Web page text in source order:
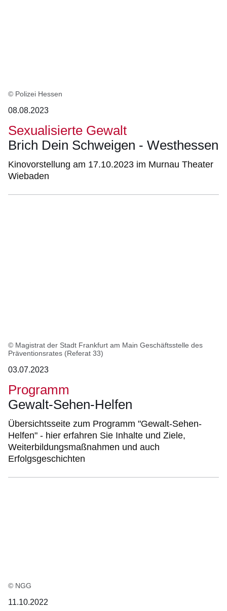
© Polizei Hessen
08.08.2023
Sexualisierte Gewalt
Brich Dein Schweigen - Westhessen
Kinovorstellung am 17.10.2023 im Murnau Theater
Wiebaden
© Magistrat der Stadt Frankfurt am Main Geschäftsstelle des
Präventionsrates (Referat 33)
03.07.2023
Programm
Gewalt-Sehen-Helfen
Übersichtsseite zum Programm "Gewalt-Sehen-
Helfen" - hier erfahren Sie Inhalte und Ziele,
Weiterbildungsmaßnahmen und auch
Erfolgsgeschichten
© NGG
11.10.2022